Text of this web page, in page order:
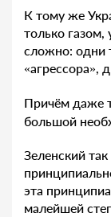
К тому же
только газом,
сложно: одни
«агрессора»,
Причём даже
большой
Зеленский
эта
малейшей